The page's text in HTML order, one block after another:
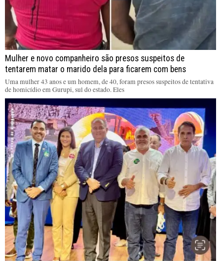
Mulher e novo companheiro são presos suspeitos de
tentarem matar o marido dela para ficarem com bens
Uma mulher 43 anos e um homem, de 40, foram presos suspeitos de tentativa
de homicídio em Gurupi, sul do estado. Eles